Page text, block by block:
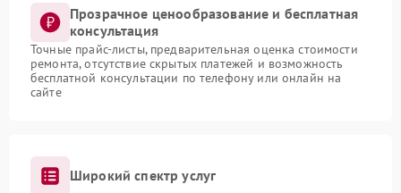
Прозрачное ценообразование и бесплатная
консультация
Точные прайс-листы, предварительная оценка стоимости
ремонта, отсутствие скрытых платежей и возможность
бесплатной консультации по телефону или онлайн на
сайте
Широкий спектр услуг